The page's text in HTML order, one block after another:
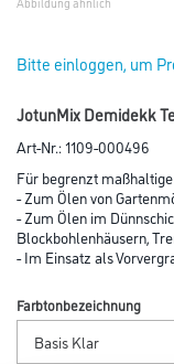
Bitte einloggen, um
JotunMix Demidekk
Art-Nr.:1109-000496
Für begrenzt
- Zum Ölen von
- Zum Ölen im
Blockbohlenhäusern,
- Im Einsatz als
Farbtonbezeichnung